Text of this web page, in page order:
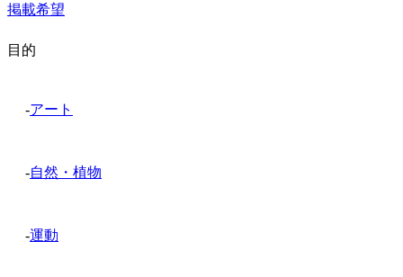
掲載希望
目的
-アート
-自然・植物
-運動